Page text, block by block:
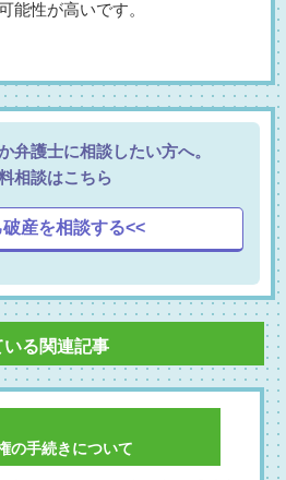
能性が高いです。
弁護士に相談したい方へ。
相談はこちら
産を相談する<<
る関連記事
の手続きについて